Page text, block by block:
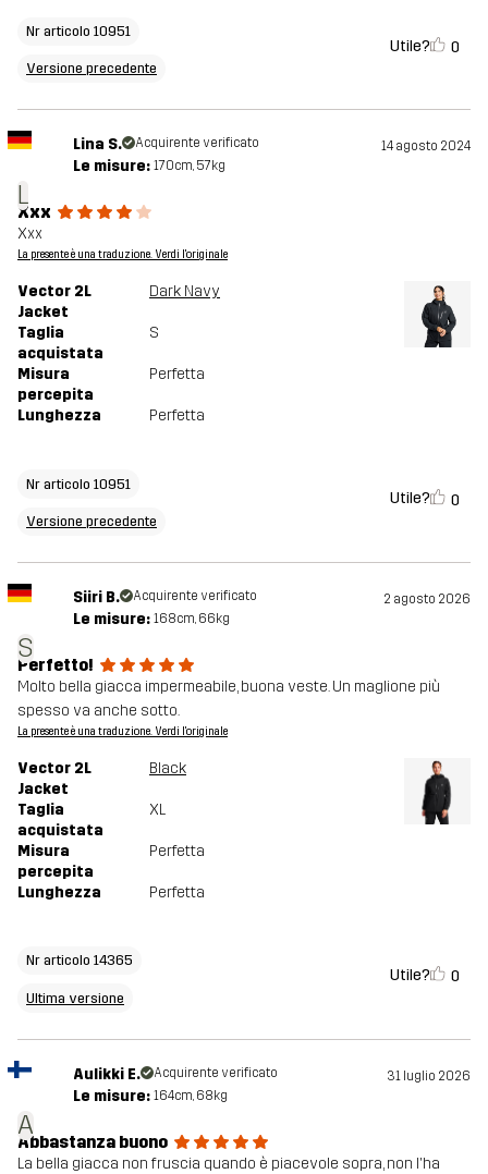
Nr articolo 10951
Versione precedente
Utile? 0
L
Lina S. Acquirente verificato 14 agosto 2024
Le misure: 170cm, 57kg
Xxx
Xxx
La presente è una traduzione. Verdi l'originale
Vector 2L
Jacket
Dark Navy
Taglia
acquistata
S
Misura
percepita
Perfetta
Lunghezza Perfetta
Nr articolo 10951
Versione precedente
Utile? 0
S
Siiri B. Acquirente verificato 2 agosto 2026
Le misure: 168cm, 66kg
Perfetto!
Molto bella giacca impermeabile, buona veste. Un maglione più
spesso va anche sotto.
La presente è una traduzione. Verdi l'originale
Vector 2L
Jacket
Black
Taglia
acquistata
XL
Misura
percepita
Perfetta
Lunghezza Perfetta
Nr articolo 14365
Ultima versione
Utile? 0
A
Aulikki E. Acquirente verificato 31 luglio 2026
Le misure: 164cm, 68kg
Abbastanza buono
La bella giacca non fruscia quando è piacevole sopra, non l'ha